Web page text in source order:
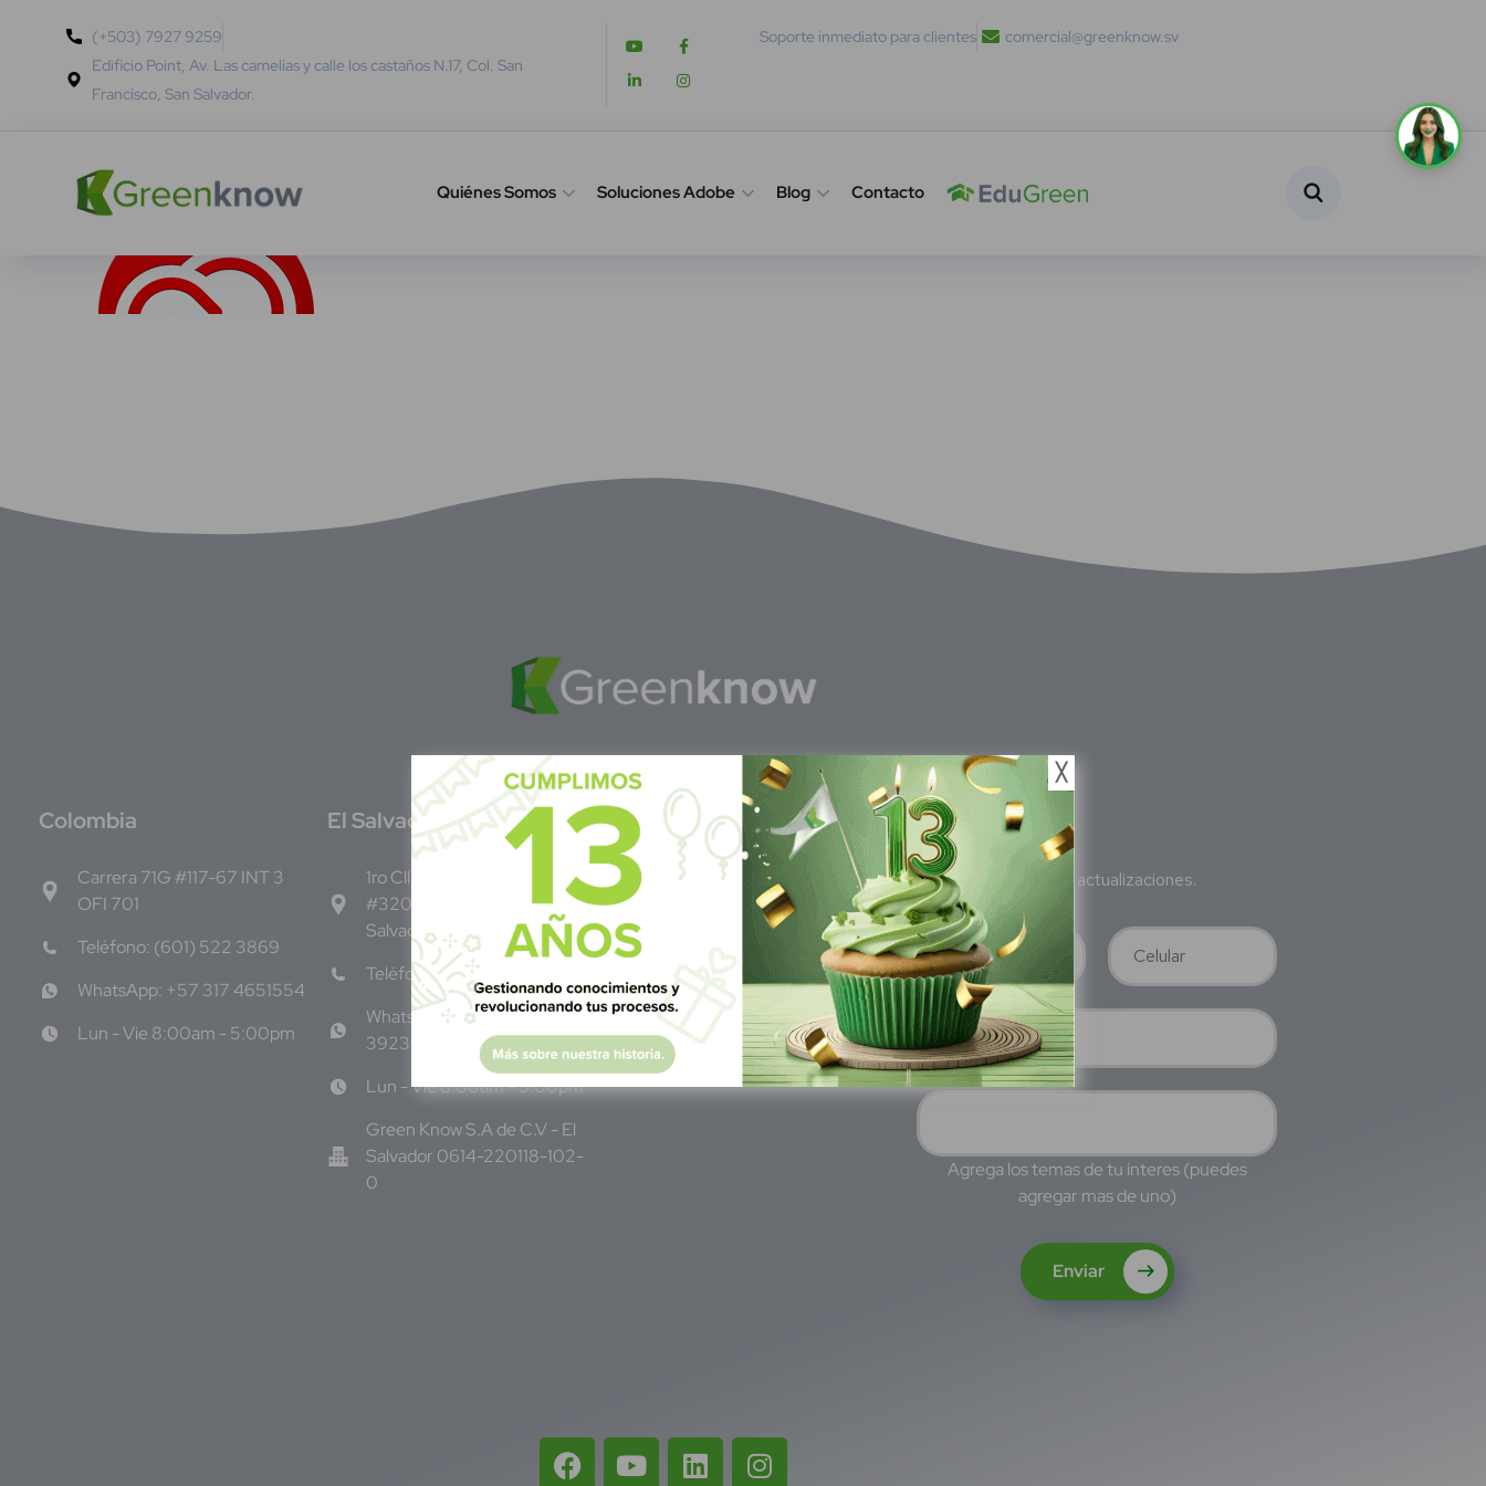
(+503) 7927 9259
Edificio Point, Av. Las camelias y calle los castaños N.17, Col. San
Francisco, San Salvador.
Soporte inmediato para clientes comercial@greenknow.sv
Quiénes Somos Soluciones Adobe Blog Contacto
Colombia
Carrera 71G #117-67 INT 3
OFI 701
Teléfono: (601) 522 3869
WhatsApp: +57 317 4651554
Lun - Vie 8:00am - 5:00pm
El Salvador
1ro Cll Pte, y 61 Av Nte,
#3206, Local 9, San
Salvador Centro
Teléfono: +503 6986 1402
WhatsApp: +503 7687
3923
Lun - Vie 8:00am - 5:00pm
Green Know S.A de C.V - El
Salvador 0614-220118-102-
0
México
Calle Pitágoras 234, Col.
Narvarte Poniente, Alcaldía
Benito Juárez, C.P. 03020,
WhatsApp: +52 1 331 407
6342
Lun - Vie 8:00 am - 5:00 pm
Subscríbete
Suscríbete a nuestras actualizaciones.
Agrega los temas de tu interes (puedes
agregar mas de uno)
Enviar
╳